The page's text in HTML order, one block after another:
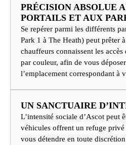
PRÉCISION ABSOLUE
PORTAILS ET AUX
Se repérer parmi les différents
Park 1 à The Heath) peut prêter
chauffeurs connaissent les accès
par couleur, afin de vous
l’emplacement correspondant à
UN SANCTUAIRE
L’intensité sociale d’Ascot peut
véhicules offrent un refuge
vous détendre en toute